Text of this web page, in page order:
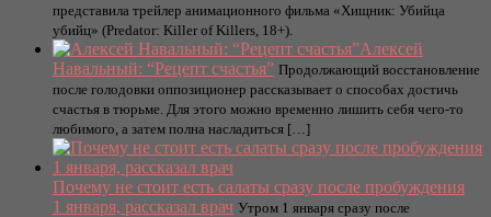
представила трейлер анимационного фильма «Хищник: Убийца
убийц» (Predator: Killer of Killers, 18+).
Алексей
Навальный: “Рецепт счастья” Продолжающий восстановление
после голодовки оппозиционер рассказывает о способах достичь
счастья в тюрьме. Для этого можно временно лишить себя чего-то
любимого, а затем полна насладиться […]
Почему не стоит есть салаты сразу после пробуждения
1 января, рассказал врач Утром 1 января сразу после